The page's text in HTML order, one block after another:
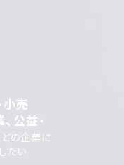
小売
公益・
の企業に
たい